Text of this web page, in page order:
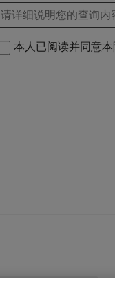
本人已阅读并同意本